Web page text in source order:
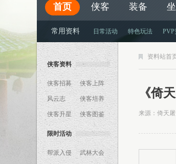
首页 侠客 装备
常用资料 日常活动 特色玩法 PVP
侠客资料
侠客招募 侠客上阵
风云志 侠客培养
侠客升星 侠客图鉴
限时活动
帮派入侵 武林大会
资料站首
《倚
来源：倚天